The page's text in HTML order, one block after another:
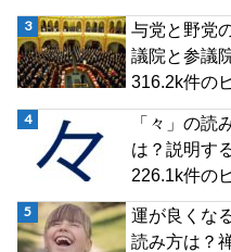
与党と野党
議院と参議
316.2k件の
「々」の読
は？説明す
226.1k件の
運が良くな
読み方は？